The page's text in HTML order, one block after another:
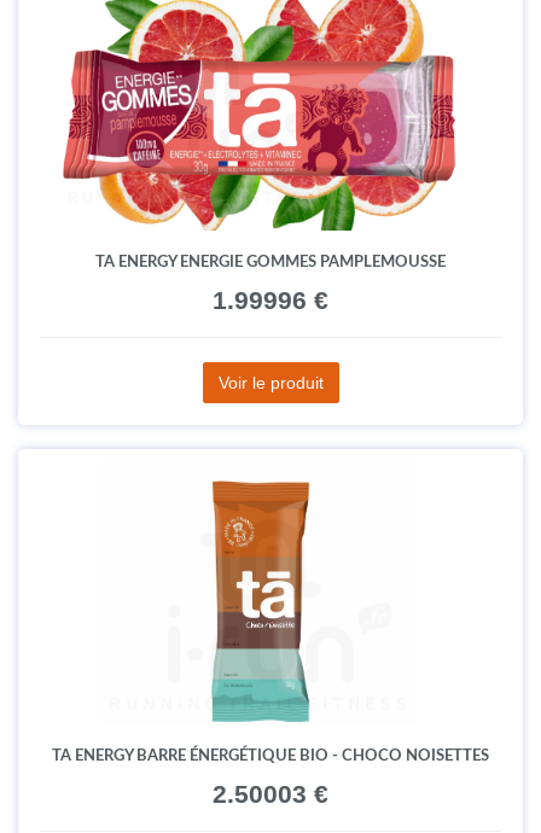
TA ENERGY ENERGIE GOMMES PAMPLEMOUSSE
1.99996 €
Voir le produit
TA ENERGY BARRE ÉNERGÉTIQUE BIO - CHOCO NOISETTES
2.50003 €